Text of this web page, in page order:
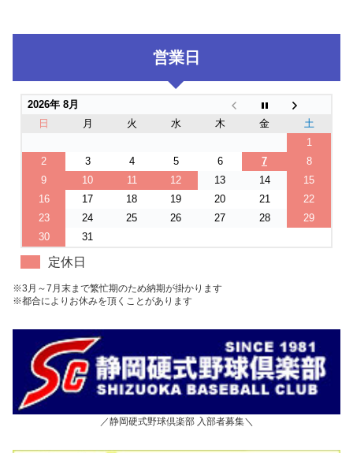
営業日
2026年 8月
日
月 火 水 木 金
土
1
2
3 4 5 6 7
8
9
10 11 12 13 14
15
16
17 18 19 20 21
22
23
24 25 26 27 28
29
30
31
定休日
※3月～7月末まで繁忙期のため納期が掛かります
※都合によりお休みを頂くことがあります
／静岡硬式野球倶楽部 入部者募集＼